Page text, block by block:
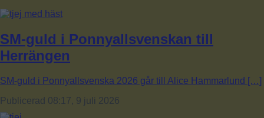
SM-guld i Ponnyallsvenskan till
Herrängen
SM-guld i Ponnyallsvenska 2026 går till Alice Hammarlund […]
Publicerad 08:17, 9 juli 2026